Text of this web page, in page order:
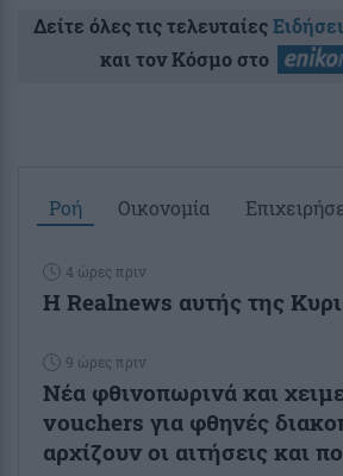
Δείτε όλες τις τελευταίες
και τον Κόσμο στο
Ροή Οικονομία
4 ώρες πριν
Η Realnews αυτής της
9 ώρες πριν
Νέα φθινοπωρινά και
vouchers για φθηνές
αρχίζουν οι αιτήσεις και